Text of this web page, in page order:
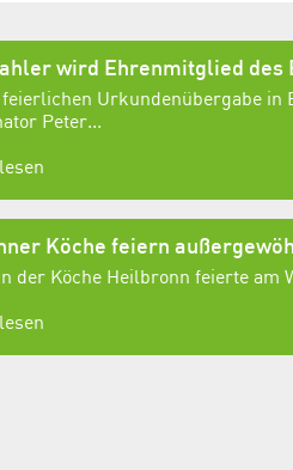
wird Ehrenmitglied des
Urkundenübergabe in
Peter...
Köche feiern
der Köche Heilbronn feierte am